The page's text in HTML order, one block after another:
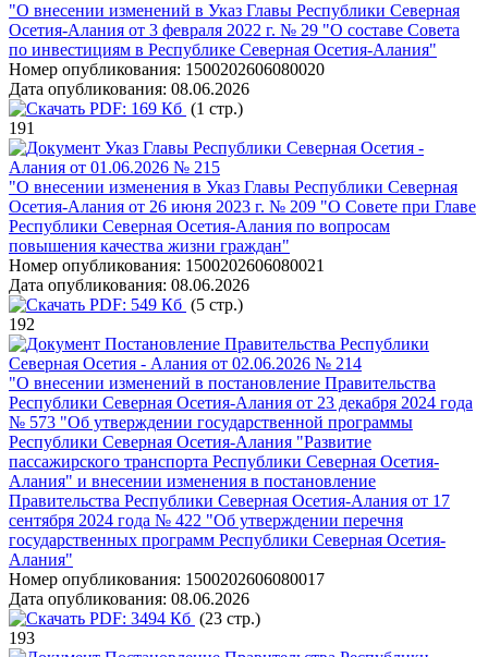
"О внесении изменений в Указ Главы Республики Северная
Осетия-Алания от 3 февраля 2022 г. № 29 "О составе Совета
по инвестициям в Республике Северная Осетия-Алания"
Номер опубликования: 1500202606080020
Дата опубликования: 08.06.2026
PDF: 169 Кб (1 стр.)
191
Указ Главы Республики Северная Осетия -
Алания от 01.06.2026 № 215
"О внесении изменения в Указ Главы Республики Северная
Осетия-Алания от 26 июня 2023 г. № 209 "О Совете при Главе
Республики Северная Осетия-Алания по вопросам
повышения качества жизни граждан"
Номер опубликования: 1500202606080021
Дата опубликования: 08.06.2026
PDF: 549 Кб (5 стр.)
192
Постановление Правительства Республики
Северная Осетия - Алания от 02.06.2026 № 214
"О внесении изменений в постановление Правительства
Республики Северная Осетия-Алания от 23 декабря 2024 года
№ 573 "Об утверждении государственной программы
Республики Северная Осетия-Алания "Развитие
пассажирского транспорта Республики Северная Осетия-
Алания" и внесении изменения в постановление
Правительства Республики Северная Осетия-Алания от 17
сентября 2024 года № 422 "Об утверждении перечня
государственных программ Республики Северная Осетия-
Алания"
Номер опубликования: 1500202606080017
Дата опубликования: 08.06.2026
PDF: 3494 Кб (23 стр.)
193